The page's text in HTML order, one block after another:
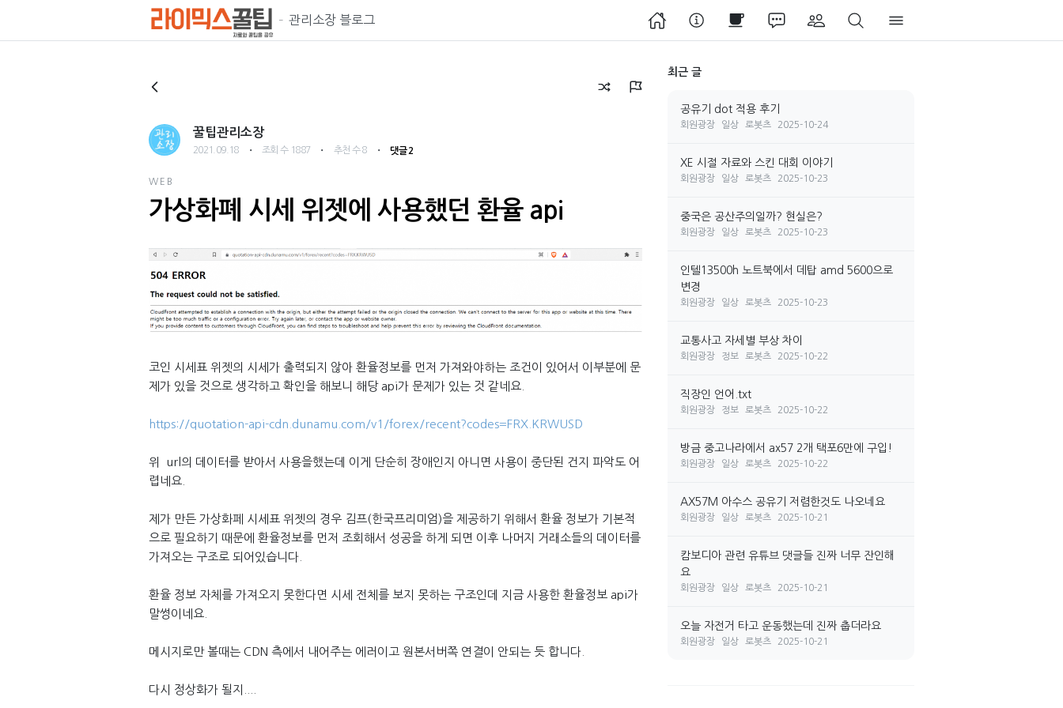
관리소장 블로그
꿀팁관리소장
2021.09.18 ・ 조회 수 1887 ・ 추천 수 8 ・ 댓글 2
WEB
가상화폐 시세 위젯에 사용했던 환율 api
코인 시세표 위젯의 시세가 출력되지 않아 환율정보를 먼저 가져와야하는 조건이 있어서 이부분에 문
제가 있을 것으로 생각하고 확인을 해보니 해당 api가 문제가 있는 것 같네요.
https://quotation-api-cdn.dunamu.com/v1/forex/recent?codes=FRX.KRWUSD
위 url의 데이터를 받아서 사용을했는데 이게 단순히 장애인지 아니면 사용이 중단된 건지 파악도 어
렵네요.
제가 만든 가상화페 시세표 위젯의 경우 김프(한국프리미엄)을 제공하기 위해서 환율 정보가 기본적
으로 필요하기 때문에 환율정보를 먼저 조회해서 성공을 하게 되면 이후 나머지 거래소들의 데이터를
가져오는 구조로 되어있습니다.
환율 정보 자체를 가져오지 못한다면 시세 전체를 보지 못하는 구조인데 지금 사용한 환율정보 api가
말썽이네요.
메시지로만 볼때는 CDN 측에서 내어주는 에러이고 원본서버쪽 연결이 안되는 듯 합니다.
다시 정상화가 될지....
최근 글
공유기 dot 적용 후기
회원광장 일상 로봇츠 2025-10-24
XE 시절 자료와 스킨 대회 이야기
회원광장 일상 로봇츠 2025-10-23
중국은 공산주의일까? 현실은?
회원광장 일상 로봇츠 2025-10-23
인텔13500h 노트북에서 데탑 amd 5600으로
변경
회원광장 일상 로봇츠 2025-10-23
교통사고 자세별 부상 차이
회원광장 정보 로봇츠 2025-10-22
직장인 언어.txt
회원광장 정보 로봇츠 2025-10-22
방금 중고나라에서 ax57 2개 택포6만에 구입!
회원광장 일상 로봇츠 2025-10-22
AX57M 아수스 공유기 저렴한것도 나오네요
회원광장 일상 로봇츠 2025-10-21
캄보디아 관련 유튜브 댓글들 진짜 너무 잔인해
요
회원광장 일상 로봇츠 2025-10-21
오늘 자전거 타고 운동했는데 진짜 춥더라요
회원광장 일상 로봇츠 2025-10-21